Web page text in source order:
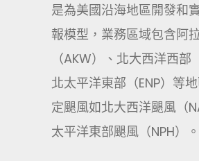
是為美國沿海地區開發和
報模型，業務區域包含阿
（AKW）、北大西洋西部
北太平洋東部（ENP）等
定颶風如北大西洋颶風（
太平洋東部颶風（NPH）。